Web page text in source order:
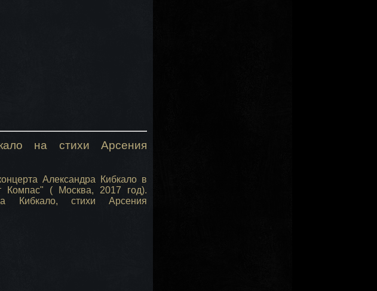
на стихи Арсения
Александра Кибкало в
Компас" ( Москва, 2017 год).
Кибкало, стихи Арсения